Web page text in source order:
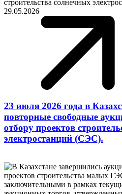
29.05.2026
23 июля 2026 года в
повторные свободные
отбору проектов
электростанций (СЭС).